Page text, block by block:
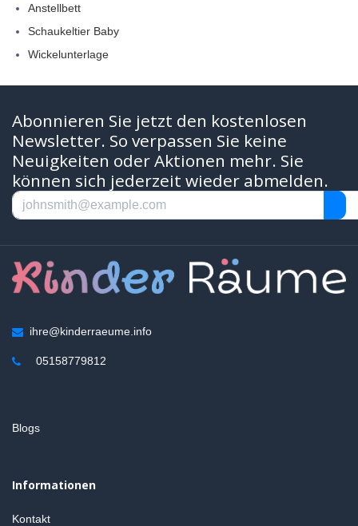
Anstellbett
Schaukeltier Baby
Wickelunterlage
Abonnieren Sie jetzt den kostenlosen
Newsletter. So verpassen Sie keine
Neuigkeiten oder Aktionen mehr. Sie
können sich jederzeit wieder abmelden.
ihre@kinderraeume.info
05158779812
Blogs
Informationen
Kontakt